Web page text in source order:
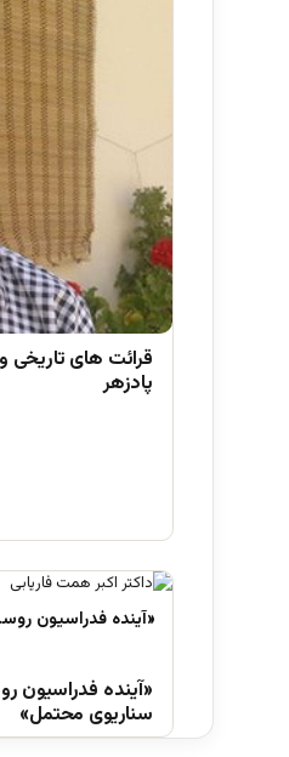
قرائت های تاریخی
پادزهر
«آینده فدراسیون
سناریوی محتمل»